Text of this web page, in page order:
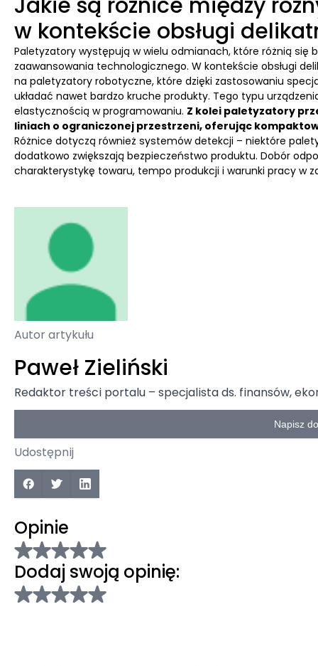
w kontekście obsługi
Paletyzatory występują w wielu odmianach, które różnią się
zaawansowania technologicznego. W kontekście obsługi
na paletyzatory robotyczne, które dzięki zastosowaniu
układać nawet bardzo kruche produkty. Tego typu
elastycznością w programowaniu. Z kolei paletyzatory
liniach o ograniczonej przestrzeni, oferując
Różnice dotyczą również systemów detekcji – niektóre
dodatkowo zwiększają bezpieczeństwo produktu. Dobór
charakterystykę towaru, tempo produkcji i warunki pracy w
Autor artykułu
Paweł Zieliński
Redaktor treści portalu – specjalista ds. finansów,
Napisz
Udostępnij
Opinie
Dodaj swoją opinię: